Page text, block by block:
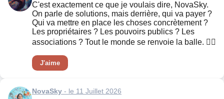
C'est exactement ce que je voulais dire, NovaSky.
On parle de solutions, mais derrière, qui va payer ?
Qui va mettre en place les choses concrètement ?
Les propriétaires ? Les pouvoirs publics ? Les
associations ? Tout le monde se renvoie la balle. 🤷‍♀️
J'aime
NovaSky - le 11 Juillet 2026